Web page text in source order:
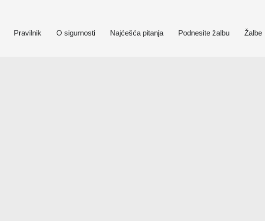
Pravilnik O sigurnosti Najćešća pitanja Podnesite žalbu Žalbe